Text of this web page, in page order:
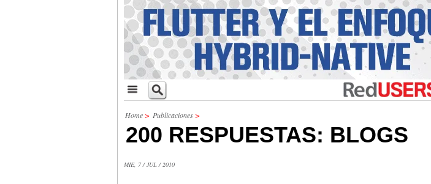
Home> Publicaciones>
200 RESPUESTAS: BLOGS
MIE, 7 / JUL / 2010